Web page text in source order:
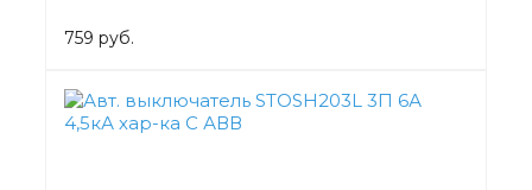
759 руб.